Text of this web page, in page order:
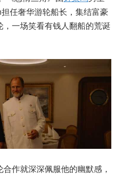
任奢华游轮船长，集结富豪
一场笑看有钱人翻船的荒诞
作就深深佩服他的幽默感，